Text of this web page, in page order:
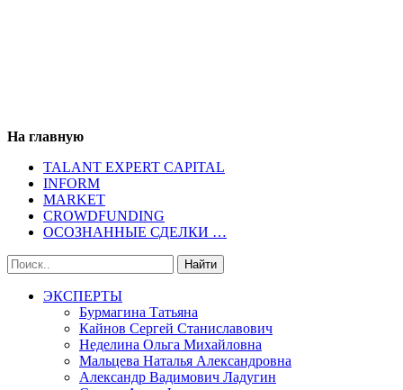
На главную
TALANT EXPERT CAPITAL
INFORM
MARKET
CROWDFUNDING
ОСОЗНАННЫЕ СДЕЛКИ …
ЭКСПЕРТЫ
Бурмагина Татьяна
Кайнов Сергей Станиславович
Неделина Ольга Михайловна
Мальцева Наталья Александровна
Александр Вадимович Ладугин